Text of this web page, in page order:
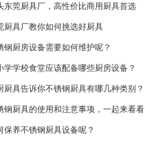
东莞厨具厂，高性价比商用厨具首选
厨具厂教你如何挑选好厨具
钢厨房设备需要如何维护呢？
学学校食堂应该配备哪些厨房设备？
厨具告诉你不锈钢厨具有哪几种类别？
钢厨具的使用和注意事项，一起来看看
保养不锈钢厨具设备呢？